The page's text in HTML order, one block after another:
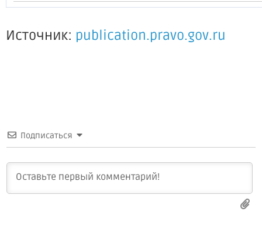
Источник: publication.pravo.gov.ru
Подписаться